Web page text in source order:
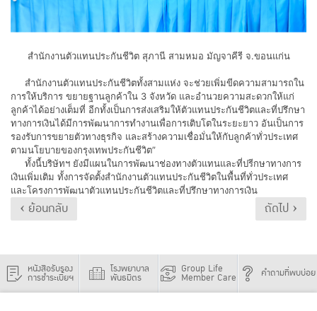
สำนักงานตัวแทนประกันชีวิต สุภานี สามหมอ มัญจาคีรี จ.ขอนแก่น
​ สำนักงานตัวแทนประกันชีวิตทั้งสามแห่ง จะช่วยเพิ่มขีดความสามารถใน
การให้บริการ ขยายฐานลูกค้าใน 3 จังหวัด และอำนวยความสะดวกให้แก่
ลูกค้าได้อย่างเต็มที่ อีกทั้งเป็นการส่งเสริมให้ตัวแทนประกันชีวิตและที่ปรึกษา
ทางการเงินได้มีการพัฒนาการทำงานเพื่อการเติบโตในระยะยาว อันเป็นการ
รองรับการขยายตัวทางธุรกิจ และสร้างความเชื่อมั่นให้กับลูกค้าทั่วประเทศ
ตามนโยบายของกรุงเทพประกันชีวิต”
​ ทั้งนี้บริษัทฯ ยังมีแผนในการพัฒนาช่องทางตัวแทนและที่ปรีกษาทางการ
เงินเพิ่มเติม ทั้งการจัดตั้งสำนักงานตัวแทนประกันชีวิตในพื้นที่ทั่วประเทศ
และโครงการพัฒนาตัวแทนประกันชีวิตและที่ปรึกษาทางการเงิน
‹ ย้อนกลับ ถัดไป ›
หนังสือรับรอง
การชำระเบี้ยฯ
โรงพยาบาล
พันธมิตร
Group Life
Member Care คำถามที่พบบ่อย